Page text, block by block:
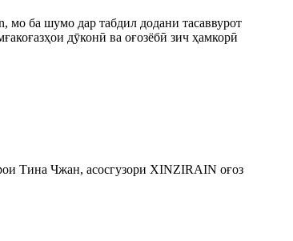
мо ба шумо дар табдил додани тасаввурот
дӯконӣ ва оғозёбӣ зич ҳамкорӣ
Тина Чжан, асосгузори XINZIRAIN оғоз